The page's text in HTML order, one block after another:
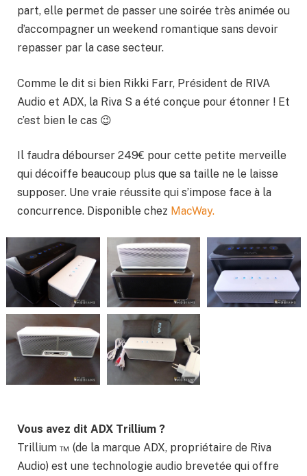
part, elle permet de passer une soirée très animée ou
d’accompagner un weekend romantique sans devoir
repasser par la case secteur.
Comme le dit si bien Rikki Farr, Président de RIVA
Audio et ADX, la Riva S a été conçue pour étonner ! Et
c’est bien le cas 😉
Il faudra débourser 249€ pour cette petite merveille
qui décoiffe beaucoup plus que sa taille ne le laisse
supposer. Une vraie réussite qui s’impose face à la
concurrence. Disponible chez MacWay.
Vous avez dit ADX Trillium ?
Trillium ™ (de la marque ADX, propriétaire de Riva
Audio) est une technologie audio brevetée qui offre